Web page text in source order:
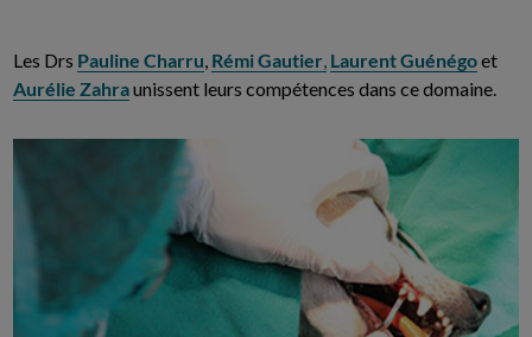
Les Drs Pauline Charru, Rémi Gautier, Laurent Guénégoet
Aurélie Zahraunissent leurs compétences dans ce domaine.